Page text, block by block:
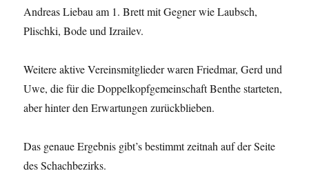
Andreas Liebau am 1. Brett mit Gegner wie Laubsch,
Plischki, Bode und Izrailev.
Weitere aktive Vereinsmitglieder waren Friedmar, Gerd und
Uwe, die für die Doppelkopfgemeinschaft Benthe starteten,
aber hinter den Erwartungen zurückblieben.
Das genaue Ergebnis gibt’s bestimmt zeitnah auf der Seite
des Schachbezirks.